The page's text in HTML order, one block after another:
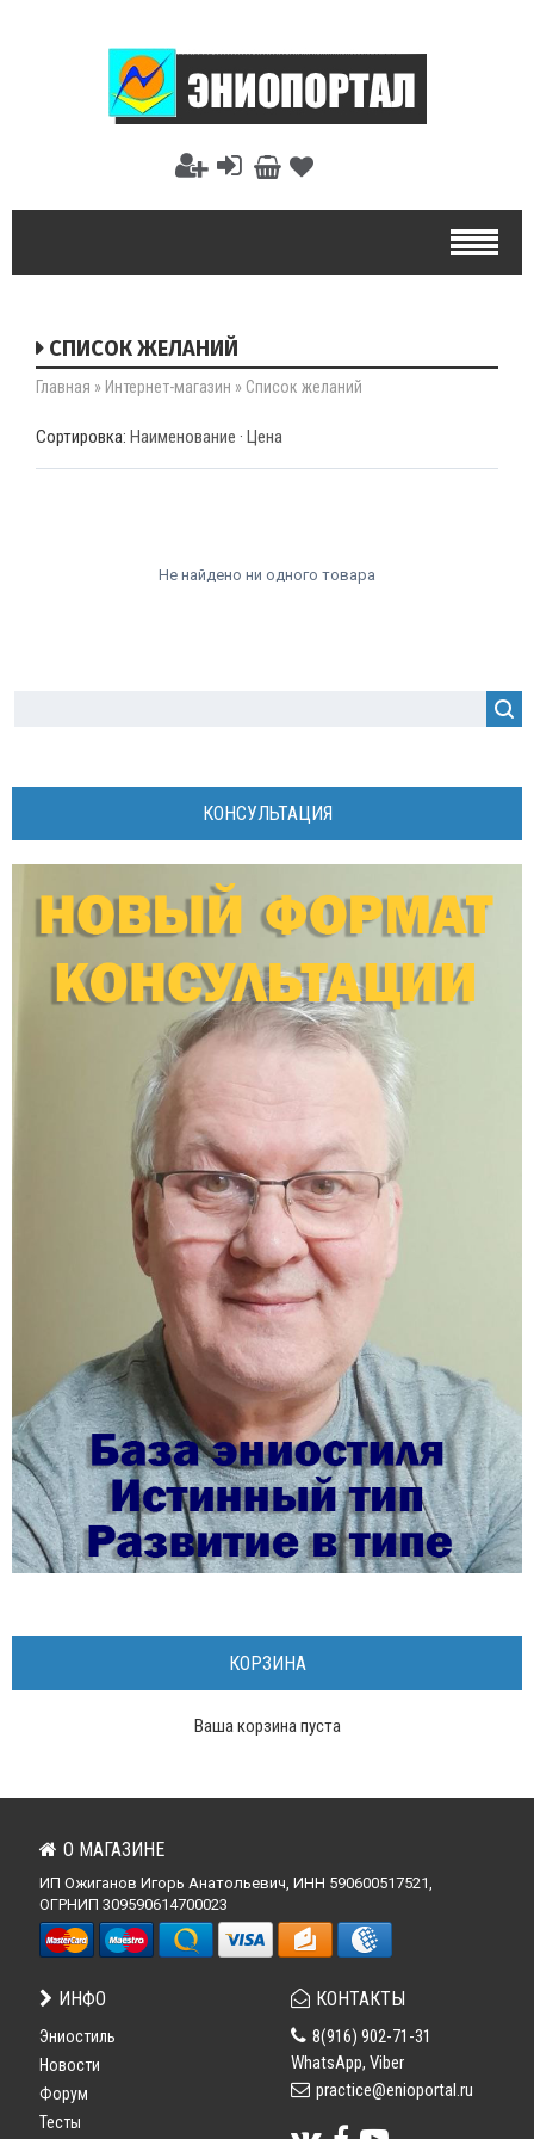
СПИСОК ЖЕЛАНИЙ
Главная » Интернет-магазин » Список желаний
Сортировка: Наименование · Цена
Не найдено ни одного товара
КОНСУЛЬТАЦИЯ
КОРЗИНА
Ваша корзина пуста
О МАГАЗИНЕ
ИП Ожиганов Игорь Анатольевич, ИНН 590600517521,
ОГРНИП 309590614700023
ИНФО
Эниостиль
Новости
Форум
Тесты
КОНТАКТЫ
8(916) 902-71-31
WhatsApp, Viber
practice@enioportal.ru